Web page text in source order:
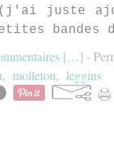
(j'ai juste
bandes
[…] -
, molleton, leggins